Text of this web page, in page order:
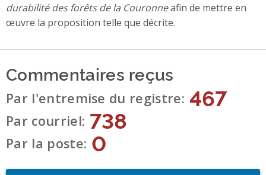
durabilité des forêts de la Couronneafin de mettre en
œuvre la proposition telle que décrite.
Commentaires reçus
Par l'entremise du registre 467
Par courriel 738
Par la poste 0